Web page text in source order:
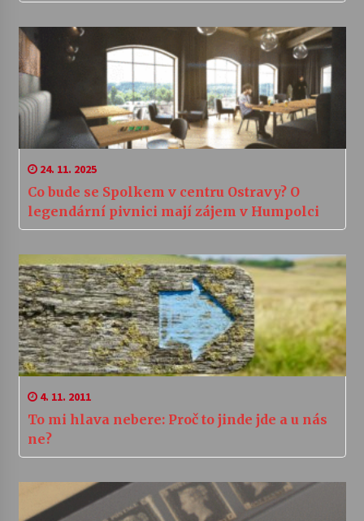
24. 11. 2025
Co bude se Spolkem v centru Ostravy? O
legendární pivnici mají zájem v Humpolci
4. 11. 2011
To mi hlava nebere: Proč to jinde jde a u nás
ne?